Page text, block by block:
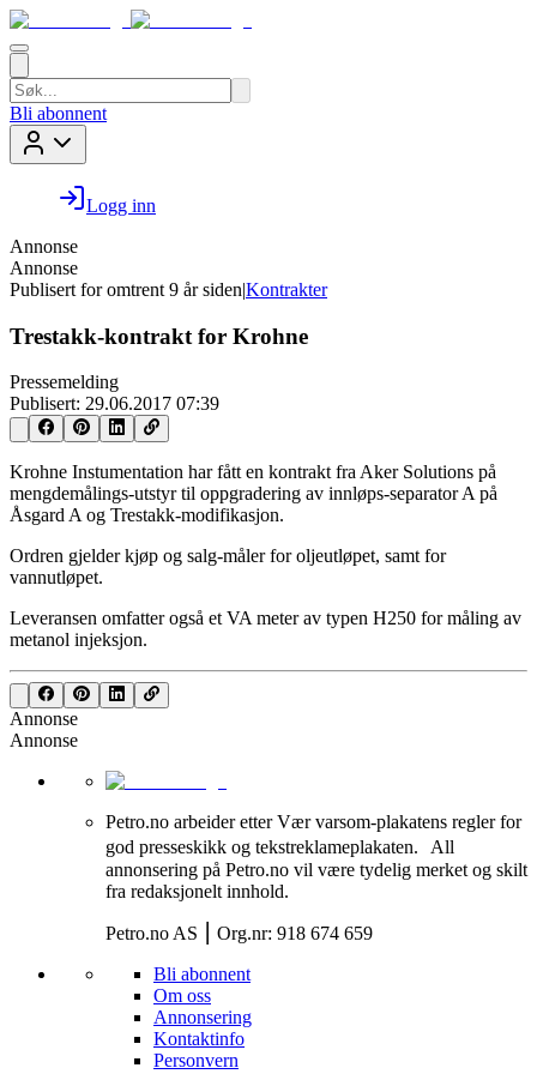
Bli abonnent
Logg inn
Annonse
Annonse
Publisert for omtrent 9 år siden|Kontrakter
Trestakk-kontrakt for Krohne
Pressemelding
Publisert: 29.06.2017 07:39
Krohne Instumentation har fått en kontrakt fra Aker Solutions på
mengdemålings-utstyr til oppgradering av innløps-separator A på
Åsgard A og Trestakk-modifikasjon.
Ordren gjelder kjøp og salg-måler for oljeutløpet, samt for
vannutløpet.
Leveransen omfatter også et VA meter av typen H250 for måling av
metanol injeksjon.
Annonse
Annonse
Petro.no arbeider etter Vær varsom-plakatens regler for
god presseskikk og tekstreklameplakaten. All
annonsering på Petro.no vil være tydelig merket og skilt
fra redaksjonelt innhold.
Petro.no AS ⎮ Org.nr: 918 674 659
Bli abonnent
Om oss
Annonsering
Kontaktinfo
Personvern